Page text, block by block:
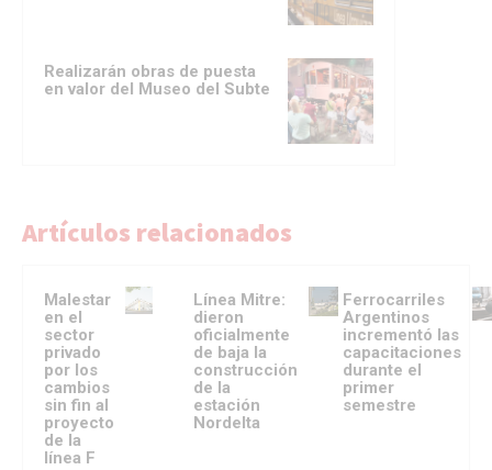
Realizarán obras de puesta
en valor del Museo del Subte
Artículos relacionados
Malestar
en el
sector
privado
por los
cambios
sin fin al
proyecto
de la
línea F
Línea Mitre:
dieron
oficialmente
de baja la
construcción
de la
estación
Nordelta
Ferrocarriles
Argentinos
incrementó las
capacitaciones
durante el
primer
semestre